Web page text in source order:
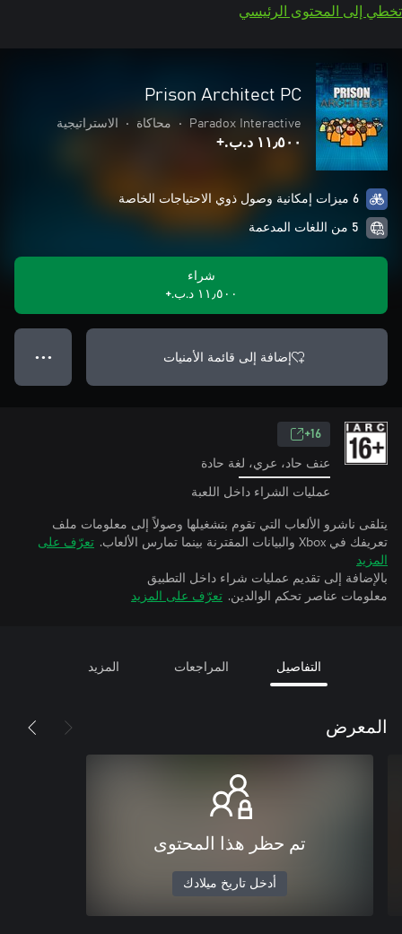
تخطي إلى المحتوى الرئيسي
Prison Architect PC
Paradox Interactive
• محاكاة • الاستراتيجية
١١٫٥٠٠ د.ب.‏+
6 ميزات إمكانية وصول ذوي الاحتياجات الخاصة
5 من اللغات المدعمة
شراء
١١٫٥٠٠ د.ب.‏+
إضافة إلى قائمة الأمنيات ● ● ●
16+
عنف حاد، عري، لغة حادة
عمليات الشراء داخل اللعبة
يتلقى ناشرو الألعاب التي تقوم بتشغيلها وصولاً إلى معلومات ملف
تعريفك في Xbox والبيانات المقترنة بينما تمارس الألعاب.
تعرّف على
المزيد
بالإضافة إلى تقديم عمليات شراء داخل التطبيق
معلومات عناصر تحكم الوالدين. تعرّف على المزيد
التفاصيل المراجعات المزيد
المعرض
تم حظر هذا المحتوى
أدخل تاريخ ميلادك